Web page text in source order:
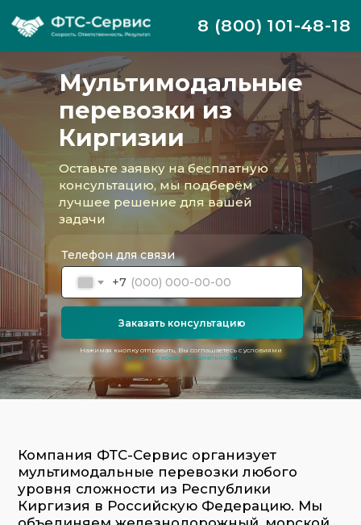
8 (800) 101-48-18
Нажимая кнопку отправить, Вы соглашаетесь с условиями
политики конфиденциальности
Телефон для связи
+7
Заказать консультацию
Мультимодальные
перевозки из
Киргизии
Оставьте заявку на бесплатную
консультацию, мы подберём
лучшее решение для вашей
задачи
Компания ФТС-Сервис организует
мультимодальные перевозки любого
уровня сложности из Республики
Киргизия в Российскую Федерацию. Мы
объединяем железнодорожный, морской,
автомобильный и авиационный транспорт
в одну логистическую цепочку,
перевозки — это логистическая схема, при
которой доставка осуществляется с
привлечением двух и более видов
транспорта (авто, ж/д, морского, авиа), но
по одному договору и с единым
оператором.